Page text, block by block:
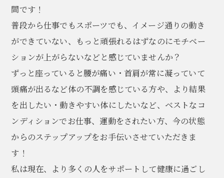
間です！
普段から仕事でもスポーツでも、イメージ通りの動き
ができていない、もっと頑張れるはずなのにモチベー
ションが上がらないなどと感じていませんか？
ずっと座っていると腰が痛い・首肩が常に凝っていて
頭痛が出るなど体の不調を感じている方や、より結果
を出したい・動きやすい体にしたいなど、ベストなコ
ンディションでお仕事、運動をされたい方、今の状態
からのステップアップをお手伝いさせていただきま
す！
私は現在、より多くの人をサポートして健康に過ごし